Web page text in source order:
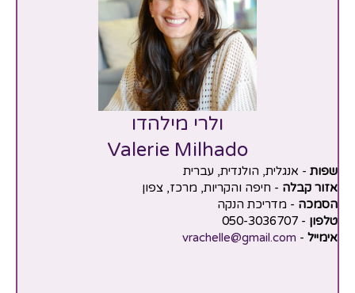
ולרי מילהדו
Valerie Milhado
שפות - אנגלית, הולנדית, עברית
אזור קבלה - חיפה והקריות, מרכז, צפון
הסמכה - מדריכת הנקה
טלפון - 050-3036707
אימייל -
vrachelle@gmail.com